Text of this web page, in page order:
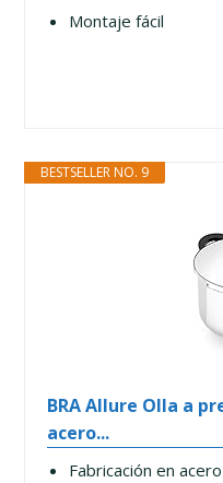
Montaje fácil
BESTSELLER NO. 9
BRA Allure Olla a
acero...
Fabricación en